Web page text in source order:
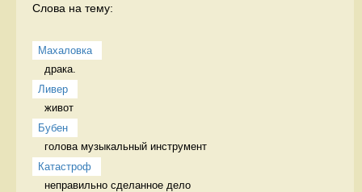
Слова на тему:
Махаловка
драка.
Ливер
живот
Бубен
голова музыкальный инструмент
Катастроф
неправильно сделанное дело